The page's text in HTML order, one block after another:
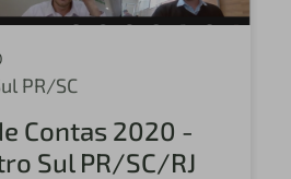
PR/SC
Contas 2020 -
Sul PR/SC/RJ